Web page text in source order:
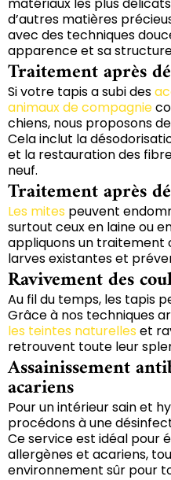
d’autres matières
avec des techniques
apparence et sa structure
Traitement après
Si votre tapis a subi des
animaux de compagnie
chiens, nous proposons
Cela inclut la
et la restauration des
neuf.
Traitement après
Les mites peuvent
surtout ceux en laine ou
appliquons un traitement
larves existantes et
Ravivement des
Au fil du temps, les tapis
Grâce à nos techniques
les teintes naturelles et
retrouvent toute leur
Assainissement
acariens
Pour un intérieur sain et
procédons à une
Ce service est idéal pour
allergènes et acariens,
environnement sûr pour